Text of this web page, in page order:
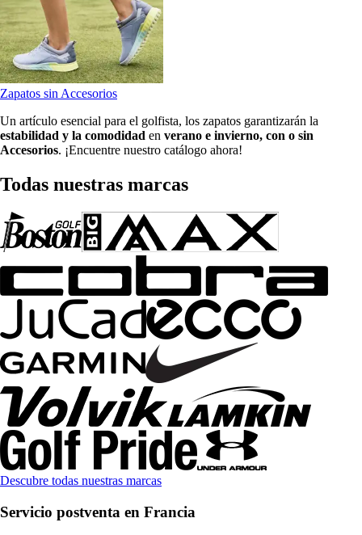
Zapatos sin Accesorios
Un artículo esencial para el golfista, los zapatos garantizarán la
estabilidad y la comodidad en verano e invierno, con o sin
Accesorios. ¡Encuentre nuestro catálogo ahora!
Todas nuestras marcas
Descubre todas nuestras marcas
Servicio postventa en Francia